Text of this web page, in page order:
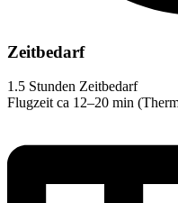
Zeitbedarf
1.5 Stunden Zeitbedarf
Flugzeit ca 12–20 min